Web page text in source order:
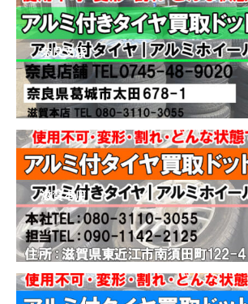
奈良支店
滋賀本店